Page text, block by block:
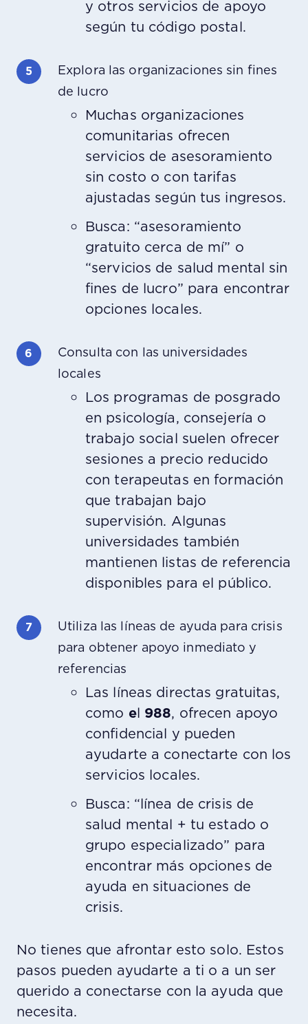
y otros servicios de apoyo
según tu código postal.
Explora las organizaciones sin fines
de lucro
Muchas organizaciones
comunitarias ofrecen
servicios de asesoramiento
sin costo o con tarifas
ajustadas según tus ingresos.
Busca: “asesoramiento
gratuito cerca de mí” o
“servicios de salud mental sin
fines de lucro” para encontrar
opciones locales.
Consulta con las universidades
locales
Los programas de posgrado
en psicología, consejería o
trabajo social suelen ofrecer
sesiones a precio reducido
con terapeutas en formación
que trabajan bajo
supervisión. Algunas
universidades también
mantienen listas de referencia
disponibles para el público.
Utiliza las líneas de ayuda para crisis
para obtener apoyo inmediato y
referencias
Las líneas directas gratuitas,
como el 988, ofrecen apoyo
confidencial y pueden
ayudarte a conectarte con los
servicios locales.
Busca: “línea de crisis de
salud mental + tu estado o
grupo especializado” para
encontrar más opciones de
ayuda en situaciones de
crisis.
No tienes que afrontar esto solo. Estos
pasos pueden ayudarte a ti o a un ser
querido a conectarse con la ayuda que
necesita.